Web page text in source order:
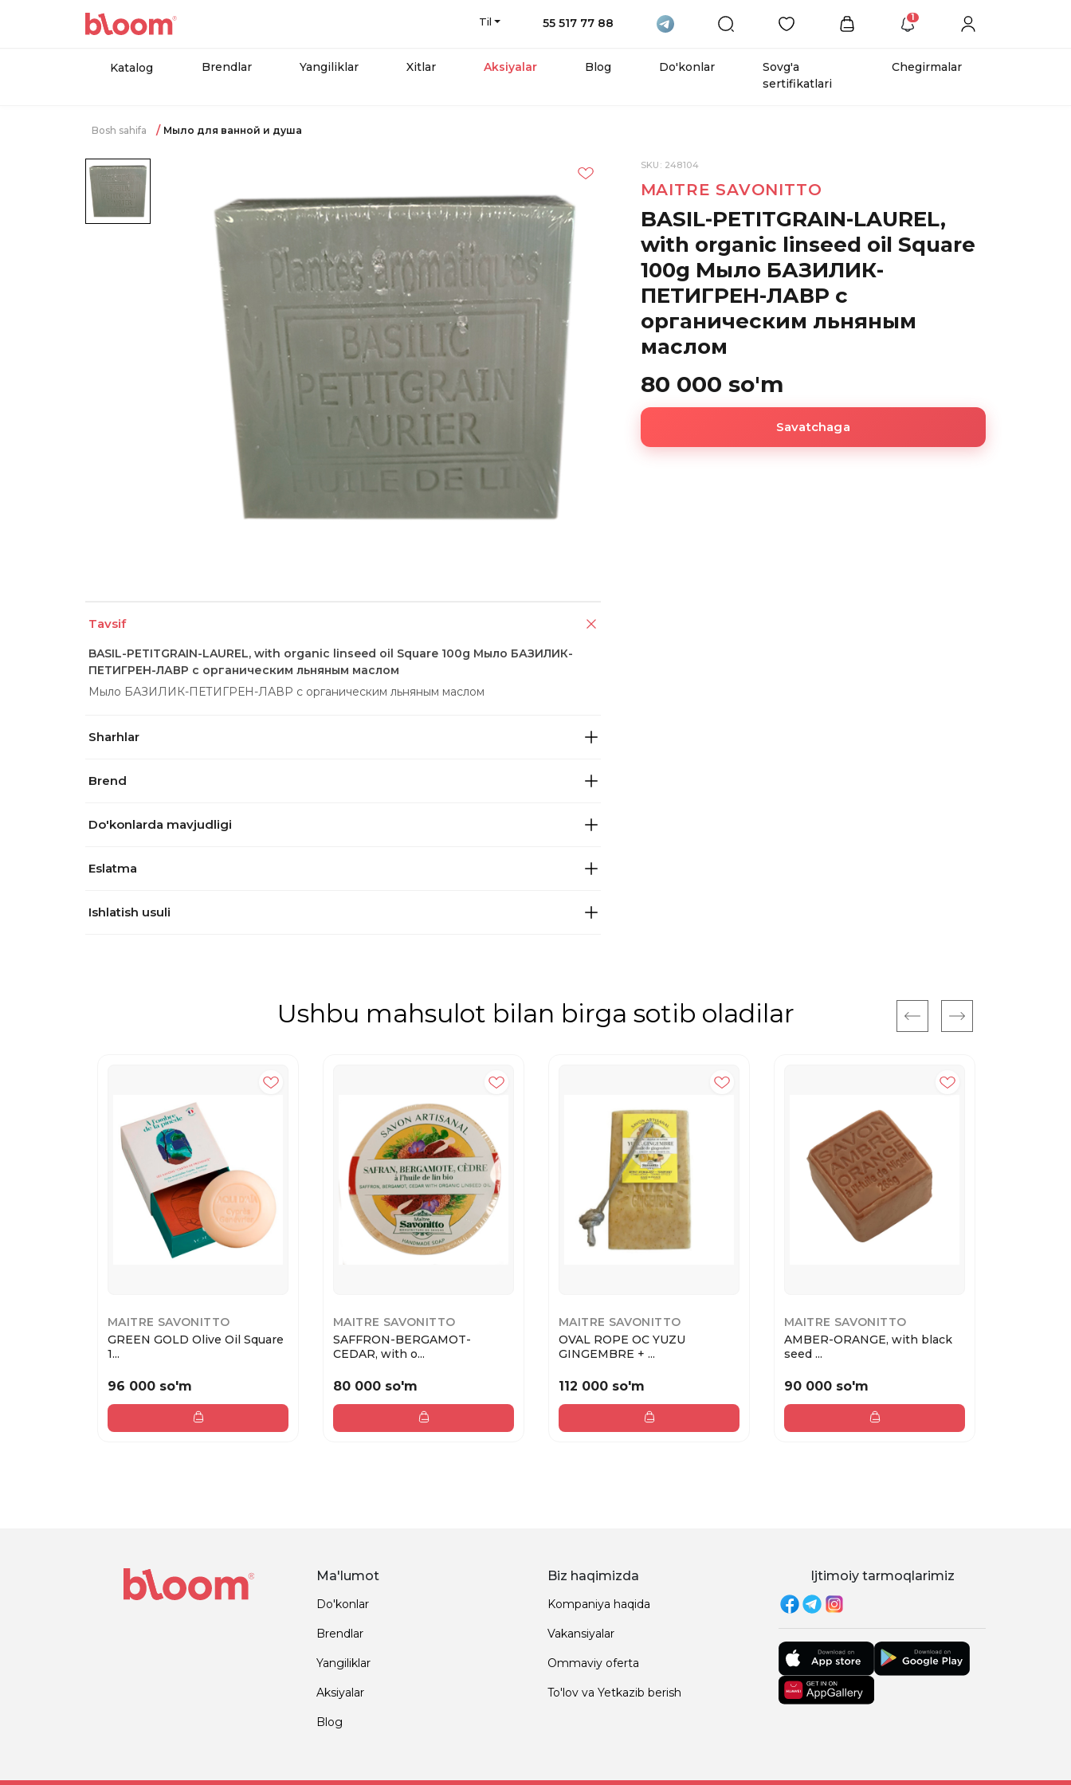
Til 55 517 77 88 1
Katalog Brendlar Yangiliklar Xitlar Aksiyalar Blog Do'konlar
Sovg'a
sertifikatlari
Chegirmalar
Bosh sahifa Мыло для ванной и душа
Tavsif
BASIL-PETITGRAIN-LAUREL, with organic linseed oil Square 100g Мыло БАЗИЛИК-
ПЕТИГРЕН-ЛАВР с органическим льняным маслом
Мыло БАЗИЛИК-ПЕТИГРЕН-ЛАВР с органическим льняным маслом
Sharhlar
Brend
Do'konlarda mavjudligi
Eslatma
Ishlatish usuli
SKU: 248104
MAITRE SAVONITTO
BASIL-PETITGRAIN-LAUREL,
with organic linseed oil Square
100g Мыло БАЗИЛИК-
ПЕТИГРЕН-ЛАВР с
органическим льняным
маслом
80 000 so'm
Savatchaga
Ushbu mahsulot bilan birga sotib oladilar
MAITRE SAVONITTO
GREEN GOLD Olive Oil Square
1...
96 000 so'm
MAITRE SAVONITTO
SAFFRON-BERGAMOT-
CEDAR, with o...
80 000 so'm
MAITRE SAVONITTO
OVAL ROPE OC YUZU
GINGEMBRE + ...
112 000 so'm
MAITRE SAVONITTO
AMBER-ORANGE, with black
seed ...
90 000 so'm
Ma'lumot
Do'konlar
Brendlar
Yangiliklar
Aksiyalar
Blog
Biz haqimizda
Kompaniya haqida
Vakansiyalar
Ommaviy oferta
To'lov va Yetkazib berish
Ijtimoiy tarmoqlarimiz